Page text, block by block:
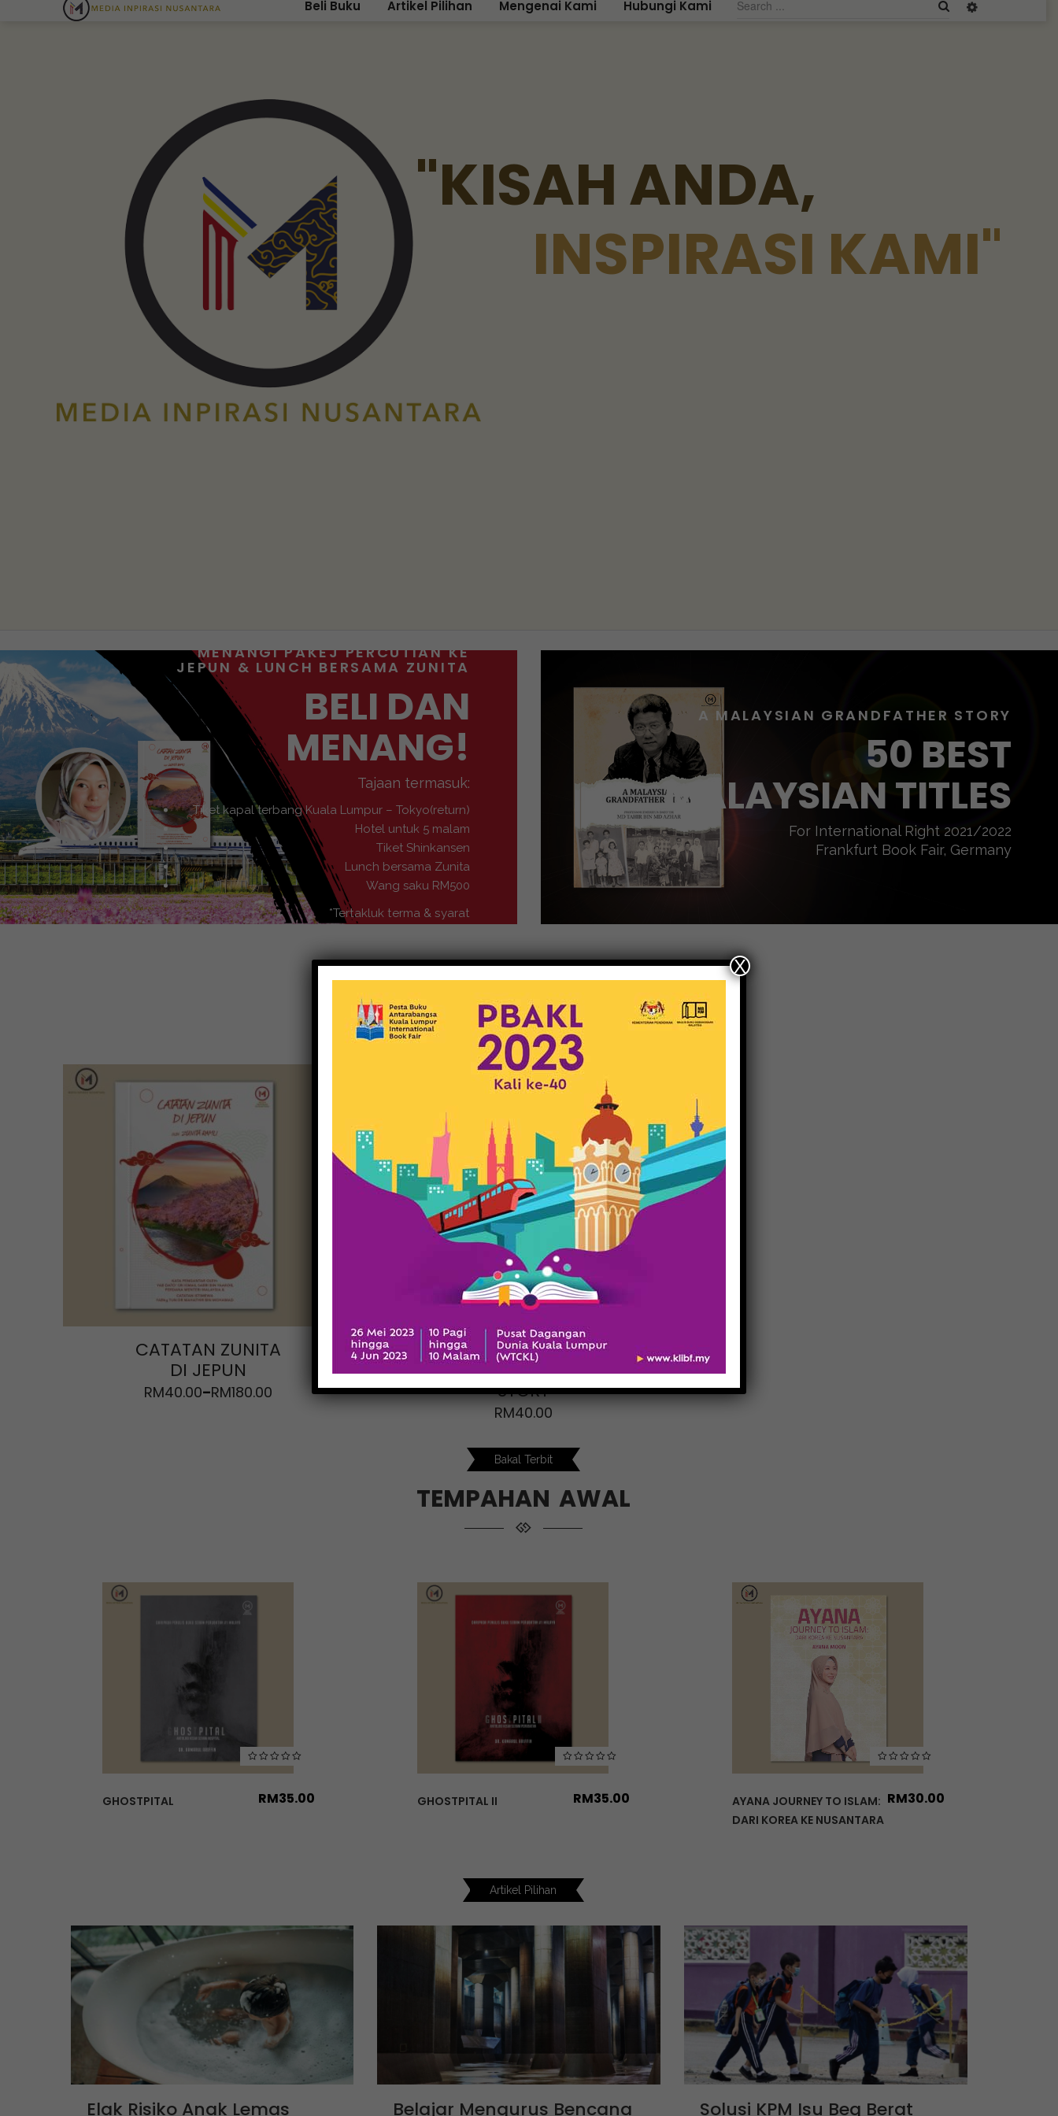
Beli Buku Artikel Pilihan Mengenai Kami Hubungi Kami
INSPIRASI KAMI"
"KISAHANDA,
MENANGI PAKEJ PERCUTIAN KE
JEPUN & LUNCH BERSAMA ZUNITA
BELI DAN
MENANG!
Tajaan termasuk:
Tiket kapal terbang Kuala Lumpur – Tokyo(return)
Hotel untuk 5 malam
Tiket Shinkansen
Lunch bersama Zunita
Wang saku RM500
*Tertakluk terma & syarat
A MALAYSIAN GRANDFATHER STORY
50 BEST
MALAYSIAN TITLES
For International Right 2021/2022
Frankfurt Book Fair, Germany
Buku-Buku
MEDIA NUSANTARA
CATATAN ZUNITA
DI JEPUN
RM40.00–RM180.00
A MALAYSIAN
GRANDFATHER
STORY
RM40.00
Bakal Terbit
TEMPAHAN AWAL
GHOSTPITAL RM35.00 GHOSTPITAL II RM35.00
AYANA JOURNEY TO ISLAM:
DARI KOREA KE NUSANTARA
RM30.00
Artikel Pilihan
Elak Risiko Anak Lemas Belajar Mengurus Bencana Solusi KPM Isu Beg Berat
X